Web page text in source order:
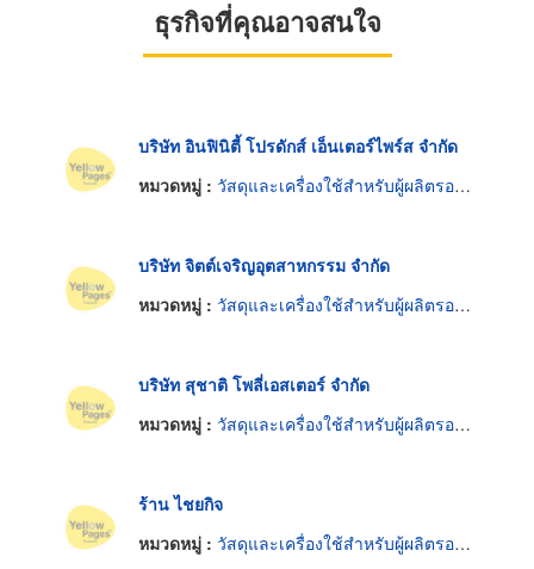
ธุรกิจที่คุณอาจสนใจ
บริษัท อินฟินิตี้ โปรดักส์ เอ็นเตอร์ไพร์ส จำกัด
หมวดหมู่ : วัสดุและเครื่องใช้สำหรับผู้ผลิตรองเท้า
บริษัท จิตต์เจริญอุตสาหกรรม จำกัด
หมวดหมู่ : วัสดุและเครื่องใช้สำหรับผู้ผลิตรองเท้า
บริษัท สุชาติ โพลี่เอสเตอร์ จำกัด
หมวดหมู่ : วัสดุและเครื่องใช้สำหรับผู้ผลิตรองเท้า
ร้าน ไชยกิจ
หมวดหมู่ : วัสดุและเครื่องใช้สำหรับผู้ผลิตรองเท้า